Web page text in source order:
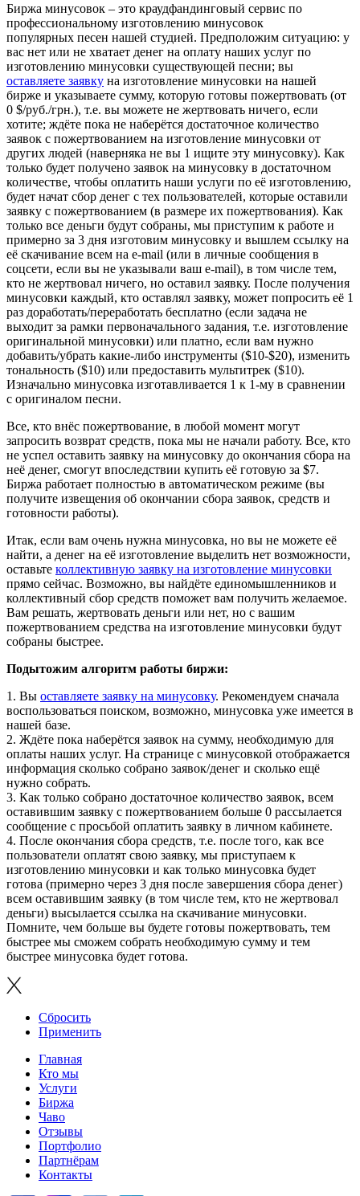
Биржа минусовок – это краудфандинговый сервис по
профессиональному изготовлению минусовок
популярных песен нашей студией. Предположим ситуацию: у
вас нет или не хватает денег на оплату наших услуг по
изготовлению минусовки существующей песни; вы
оставляете заявку на изготовление минусовки на нашей
бирже и указываете сумму, которую готовы пожертвовать (от
0 $/руб./грн.), т.е. вы можете не жертвовать ничего, если
хотите; ждёте пока не наберётся достаточное количество
заявок с пожертвованием на изготовление минусовки от
других людей (наверняка не вы 1 ищите эту минусовку). Как
только будет получено заявок на минусовку в достаточном
количестве, чтобы оплатить наши услуги по её изготовлению,
будет начат сбор денег с тех пользователей, которые оставили
заявку с пожертвованием (в размере их пожертвования). Как
только все деньги будут собраны, мы приступим к работе и
примерно за 3 дня изготовим минусовку и вышлем ссылку на
её скачивание всем на e-mail (или в личные сообщения в
соцсети, если вы не указывали ваш e-mail), в том числе тем,
кто не жертвовал ничего, но оставил заявку. После получения
минусовки каждый, кто оставлял заявку, может попросить её 1
раз доработать/переработать бесплатно (если задача не
выходит за рамки первоначального задания, т.е. изготовление
оригинальной минусовки) или платно, если вам нужно
добавить/убрать какие-либо инструменты ($10-$20), изменить
тональность ($10) или предоставить мультитрек ($10).
Изначально минусовка изготавливается 1 к 1-му в сравнении
с оригиналом песни.
Все, кто внёс пожертвование, в любой момент могут
запросить возврат средств, пока мы не начали работу. Все, кто
не успел оставить заявку на минусовку до окончания сбора на
неё денег, смогут впоследствии купить её готовую за $7.
Биржа работает полностью в автоматическом режиме (вы
получите извещения об окончании сбора заявок, средств и
готовности работы).
Итак, если вам очень нужна минусовка, но вы не можете её
найти, а денег на её изготовление выделить нет возможности,
оставьте коллективную заявку на изготовление минусовки
прямо сейчас. Возможно, вы найдёте единомышленников и
коллективный сбор средств поможет вам получить желаемое.
Вам решать, жертвовать деньги или нет, но с вашим
пожертвованием средства на изготовление минусовки будут
собраны быстрее.
Подытожим алгоритм работы биржи:
1. Вы оставляете заявку на минусовку. Рекомендуем сначала
воспользоваться поиском, возможно, минусовка уже имеется в
нашей базе.
2. Ждёте пока наберётся заявок на сумму, необходимую для
оплаты наших услуг. На странице с минусовкой отображается
информация сколько собрано заявок/денег и сколько ещё
нужно собрать.
3. Как только собрано достаточное количество заявок, всем
оставившим заявку с пожертвованием больше 0 рассылается
сообщение с просьбой оплатить заявку в личном кабинете.
4. После окончания сбора средств, т.е. после того, как все
пользователи оплатят свою заявку, мы приступаем к
изготовлению минусовки и как только минусовка будет
готова (примерно через 3 дня после завершения сбора денег)
всем оставившим заявку (в том числе тем, кто не жертвовал
деньги) высылается ссылка на скачивание минусовки.
Помните, чем больше вы будете готовы пожертвовать, тем
быстрее мы сможем собрать необходимую сумму и тем
быстрее минусовка будет готова.
Сбросить
Применить
Главная
Кто мы
Услуги
Биржа
Чаво
Отзывы
Портфолио
Партнёрам
Контакты